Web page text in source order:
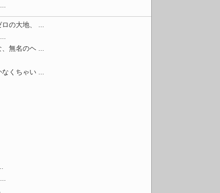
の大地、 ...
無名のヘ ...
くちゃい ...